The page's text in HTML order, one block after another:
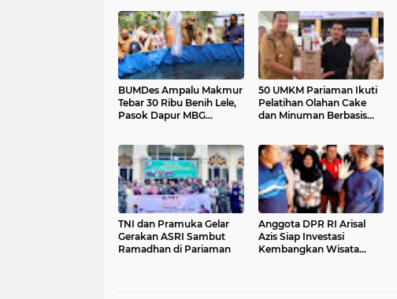
BUMDes Ampalu Makmur
Tebar 30 Ribu Benih Lele,
Pasok Dapur MBG
50 UMKM Pariaman Ikuti
Pelatihan Olahan Cake
dan Minuman Berbasis
TNI dan Pramuka Gelar
Gerakan ASRI Sambut
Ramadhan di Pariaman
Anggota DPR RI Arisal
Azis Siap Investasi
Kembangkan Wisata